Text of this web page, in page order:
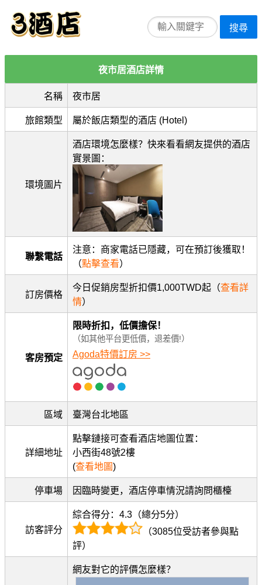
搜尋
夜市居酒店詳情
名稱 夜市居
旅館類型 屬於飯店類型的酒店 (Hotel)
環境圖片
酒店環境怎麼樣？快來看看網友提供的酒店
實景圖：
聯繫電話
注意：商家電話已隱藏，可在預訂後獲取！
（點擊查看）
訂房價格
今日促銷房型折扣價1,000TWD起（查看詳
情）
客房預定
限時折扣，低價擔保！
（如其他平台更低價，退差價!）
Agoda特價訂房 >>
區域 臺灣台北地區
詳細地址
點擊鏈接可查看酒店地圖位置：
小西街48號2樓
(查看地圖)
停車場 因臨時變更，酒店停車情況請詢問櫃檯
訪客評分
綜合得分：4.3（總分5分）
（3085位受訪者參與點
評）
網友對它的評價怎麼樣？